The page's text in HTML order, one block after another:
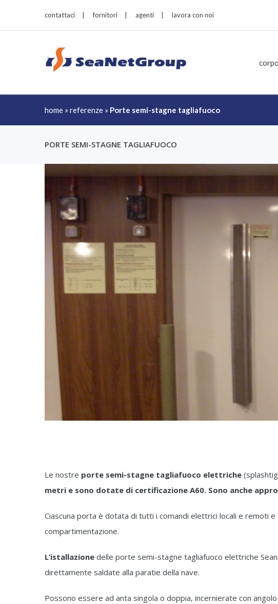
contattaci fornitori agenti lavora con noi
home » referenze » Porte semi-stagne tagliafuoco
PORTE SEMI-STAGNE TAGLIAFUOCO
Le nostre porte semi-stagne tagliafuoco elettriche
metri e sono dotate di certificazione A60. Sono anche
Ciascuna porta è dotata di tutti i comandi elettrici locali e remoti
compartimentazione.
L’istallazione delle porte semi-stagne tagliafuoco elettriche
direttamente saldate alla paratie della nave.
Possono essere ad anta singola o doppia, incernierate con